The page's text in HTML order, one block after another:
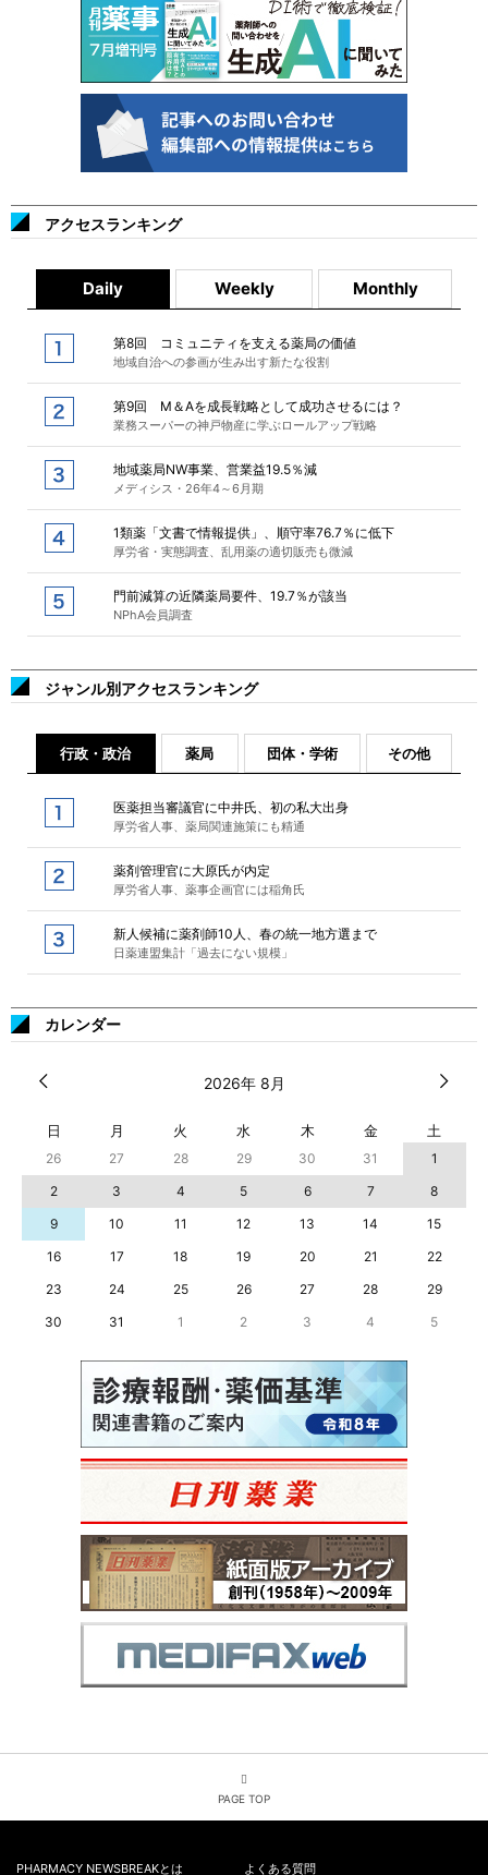
アクセスランキング
Daily Weekly Monthly
第8回 コミュニティを支える薬局の価値
地域自治への参画が生み出す新たな役割
第9回 M＆Aを成長戦略として成功させるには？
業務スーパーの神戸物産に学ぶロールアップ戦略
地域薬局NW事業、営業益19.5％減
メディシス・26年4～6月期
1類薬「文書で情報提供」、順守率76.7％に低下
厚労省・実態調査、乱用薬の適切販売も微減
門前減算の近隣薬局要件、19.7％が該当
NPhA会員調査
ジャンル別アクセスランキング
行政・政治 薬局 団体・学術 その他
医薬担当審議官に中井氏、初の私大出身
厚労省人事、薬局関連施策にも精通
薬剤管理官に大原氏が内定
厚労省人事、薬事企画官には稲角氏
新人候補に薬剤師10人、春の統一地方選まで
日薬連盟集計「過去にない規模」
カレンダー
2026年 8月
日 月 火 水 木 金 土
26 27 28 29 30 31
1
2
3 4 5 6 7
8
9
10 11 12 13 14
15
16
17 18 19 20 21
22
23
24 25 26 27 28
29
30
31 1 2 3 4 5
PAGE TOP
PHARMACY NEWSBREAKとは よくある質問